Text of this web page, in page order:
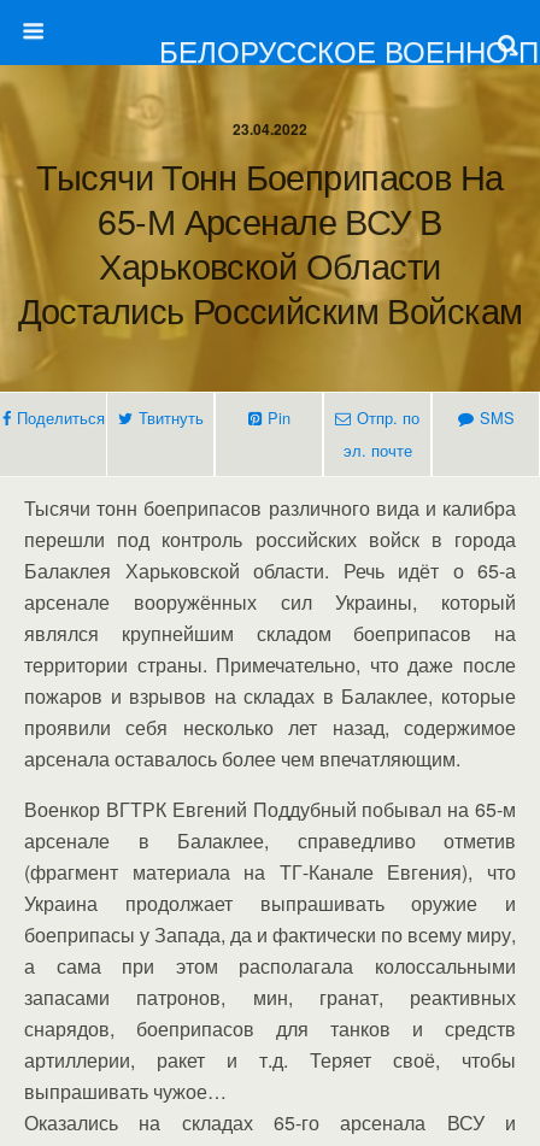
БЕЛОРУССКОЕ ВОЕННО-
23.04.2022
Тысячи Тонн Боеприпасов На
65-М Арсенале ВСУ В
Харьковской Области
Достались Российским Войскам
Поделиться Твитнуть Pin
Отпр. по
эл. почте
SMS
Тысячи тонн боеприпасов различного вида и калибра
перешли под контроль российских войск в города
Балаклея Харьковской области. Речь идёт о 65-а
арсенале вооружённых сил Украины, который
являлся крупнейшим складом боеприпасов на
территории страны. Примечательно, что даже после
пожаров и взрывов на складах в Балаклее, которые
проявили себя несколько лет назад, содержимое
арсенала оставалось более чем впечатляющим.
Военкор ВГТРК Евгений Поддубный побывал на 65-м
арсенале в Балаклее, справедливо отметив
(фрагмент материала на ТГ-Канале Евгения), что
Украина продолжает выпрашивать оружие и
боеприпасы у Запада, да и фактически по всему миру,
а сама при этом располагала колоссальными
запасами патронов, мин, гранат, реактивных
снарядов, боеприпасов для танков и средств
артиллерии, ракет и т.д. Теряет своё, чтобы
выпрашивать чужое…
Оказались на складах 65-го арсенала ВСУ и